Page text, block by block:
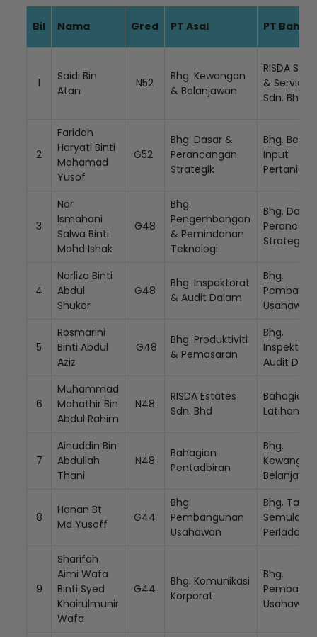
Bil Nama Gred PT Asal PT
1
Saidi Bin
Atan
N52
Bhg. Kewangan
& Belanjawan
RISDA
& Services
Sdn. Bhd.
2
Faridah
Haryati Binti
Mohamad
Yusof
G52
Bhg. Dasar &
Perancangan
Strategik
Bhg.
Input
Pertanian
3
Nor
Ismahani
Salwa Binti
Mohd Ishak
G48
Bhg.
Pengembangan
& Pemindahan
Teknologi
Bhg.
Strategik
4
Norliza Binti
Abdul
Shukor
G48
Bhg. Inspektorat
& Audit Dalam
Bhg.
Usahawan
5
Rosmarini
Binti Abdul
Aziz
G48
Bhg. Produktiviti
& Pemasaran
Bhg.
Audit
6
Muhammad
Mahathir Bin
Abdul Rahim
N48
RISDA Estates
Sdn. Bhd
Bahagian
Latihan
7
Ainuddin Bin
Abdullah
Thani
N48
Bahagian
Pentadbiran
Bhg.
8
Hanan Bt
Md Yusoff
G44
Bhg.
Pembangunan
Usahawan
Bhg.
Semula &
9
Sharifah
Aimi Wafa
Binti Syed
Khairulmunir
Wafa
G44
Bhg. Komunikasi
Korporat
Bhg.
Usahawan